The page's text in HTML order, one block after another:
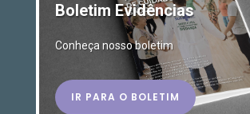
Boletim Evidências
Conheça nosso boletim
IR PARA O BOLETIM